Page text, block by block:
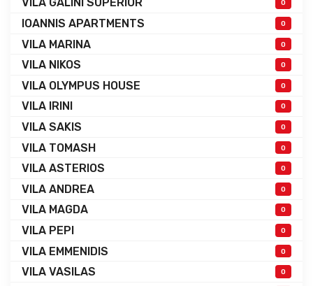
VILA GALINI SUPERIOR 0
IOANNIS APARTMENTS 0
VILA MARINA 0
VILA NIKOS 0
VILA OLYMPUS HOUSE 0
VILA IRINI 0
VILA SAKIS 0
VILA TOMASH 0
VILA ASTERIOS 0
VILA ANDREA 0
VILA MAGDA 0
VILA PEPI 0
VILA EMMENIDIS 0
VILA VASILAS 0